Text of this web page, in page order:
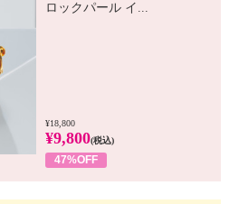
ロックパール イ...
¥18,800
¥9,800(税込)
47%OFF